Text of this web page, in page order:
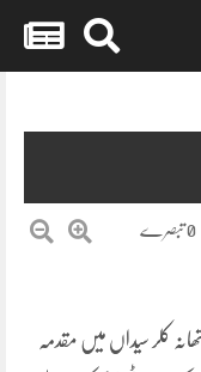
کلر سیداں میں مقدمہ